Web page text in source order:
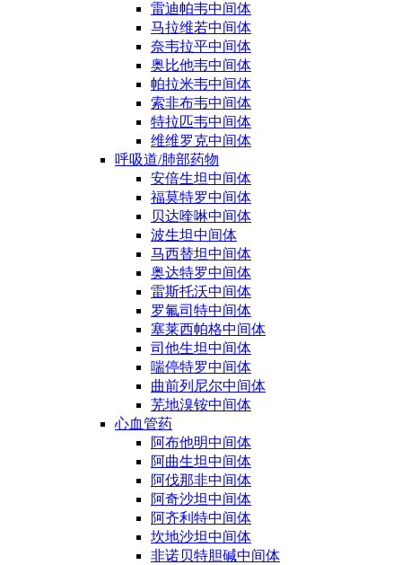
雷迪帕韦中间体
马拉维若中间体
奈韦拉平中间体
奥比他韦中间体
帕拉米韦中间体
索非布韦中间体
特拉匹韦中间体
维维罗克中间体
呼吸道/肺部药物
安倍生坦中间体
福莫特罗中间体
贝达喹啉中间体
波生坦中间体
马西替坦中间体
奥达特罗中间体
雷斯托沃中间体
罗氟司特中间体
塞莱西帕格中间体
司他生坦中间体
喘停特罗中间体
曲前列尼尔中间体
芜地溴铵中间体
心血管药
阿布他明中间体
阿曲生坦中间体
阿伐那非中间体
阿奇沙坦中间体
阿齐利特中间体
坎地沙坦中间体
非诺贝特胆碱中间体